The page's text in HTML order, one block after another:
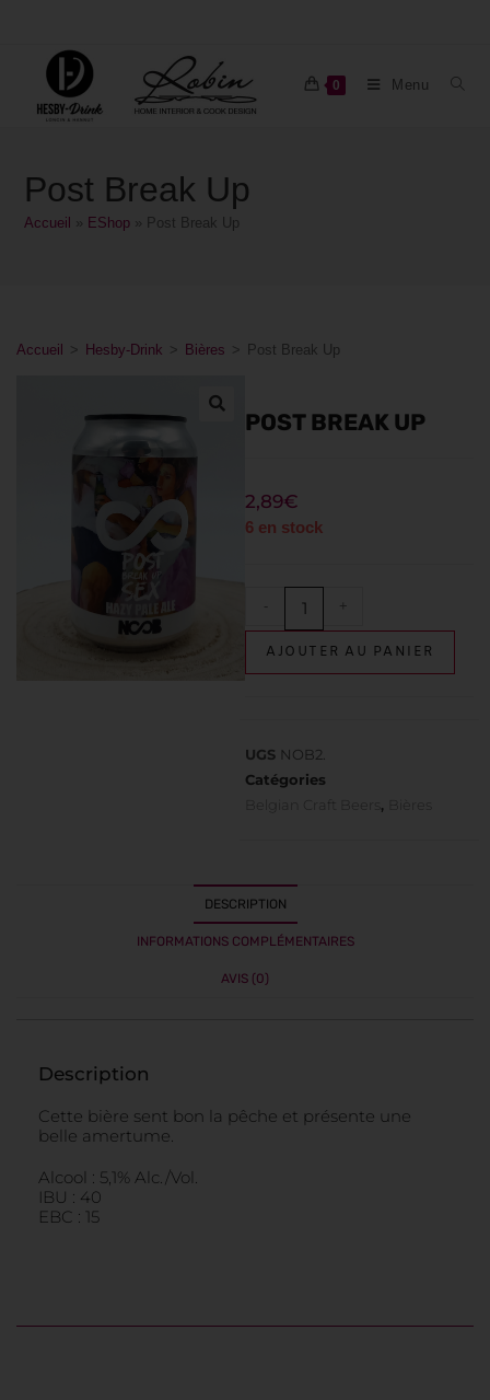
0 Menu
Post Break Up
Accueil EShop Post Break Up
Accueil > Hesby-Drink > Bières > Post Break Up
POST BREAK UP
2,89€
6 en stock
- +
AJOUTER AU PANIER
UGS NOB2.
Catégories
Belgian Craft Beers ,
DESCRIPTION
INFORMATIONS COMPLÉMENTAIRES
AVIS (0)
Description
Cette bière sent bon la pêche et présente une
belle amertume.
Alcool : 5,1% Alc./Vol.
IBU : 40
EBC : 15